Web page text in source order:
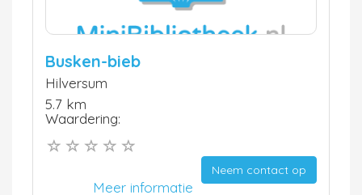
Busken-bieb
Hilversum
5.7 km
Waardering:
Neem contact op
Meer informatie